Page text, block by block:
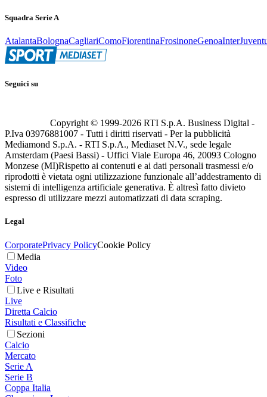
Squadra Serie A
AtalantaBolognaCagliariComoFiorentinaFrosinoneGenoaInter
Seguici su
Copyright © 1999-2026 RTI S.p.A. Business Digital -
P.Iva 03976881007 - Tutti i diritti riservati - Per la pubblicità
Mediamond S.p.A. - RTI S.p.A., Mediaset N.V., sede legale
Amsterdam (Paesi Bassi) - Uffici Viale Europa 46, 20093 Cologno
Monzese (MI)Rispetto ai contenuti e ai dati personali trasmessi e/o
riprodotti è vietata ogni utilizzazione funzionale all’addestramento di
sistemi di intelligenza artificiale generativa. È altresì fatto divieto
espresso di utilizzare mezzi automatizzati di data scraping.
Legal
CorporatePrivacy PolicyCookie Policy
Media
Video
Foto
Live e Risultati
Live
Diretta Calcio
Risultati e Classifiche
Sezioni
Calcio
Mercato
Serie A
Serie B
Coppa Italia